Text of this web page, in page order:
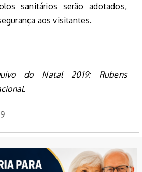
sanitários serão adotados,
aos visitantes.
do Natal 2019: Rubens